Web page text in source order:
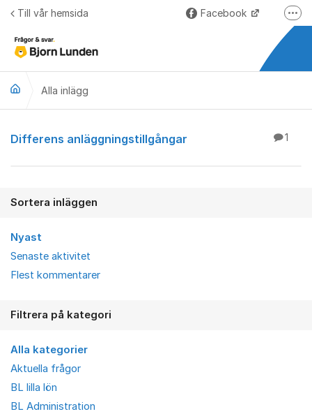
Hoppa till innehåll
Till vår hemsida Facebook
Alla inlägg
Alla inlägg
Differens anläggningstillgångar 1
Sortera inläggen
Nyast
Senaste aktivitet
Flest kommentarer
Filtrera på kategori
Alla kategorier
Aktuella frågor
BL lilla lön
BL Administration